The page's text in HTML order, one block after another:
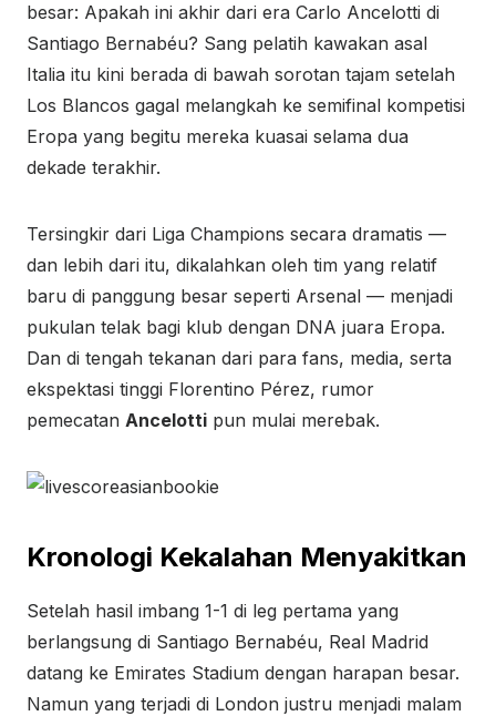
besar: Apakah ini akhir dari era Carlo Ancelotti di
Santiago Bernabéu? Sang pelatih kawakan asal
Italia itu kini berada di bawah sorotan tajam setelah
Los Blancos gagal melangkah ke semifinal kompetisi
Eropa yang begitu mereka kuasai selama dua
dekade terakhir.
Tersingkir dari Liga Champions secara dramatis —
dan lebih dari itu, dikalahkan oleh tim yang relatif
baru di panggung besar seperti Arsenal — menjadi
pukulan telak bagi klub dengan DNA juara Eropa.
Dan di tengah tekanan dari para fans, media, serta
ekspektasi tinggi Florentino Pérez, rumor
pemecatan Ancelotti pun mulai merebak.
Kronologi Kekalahan Menyakitkan
Setelah hasil imbang 1-1 di leg pertama yang
berlangsung di Santiago Bernabéu, Real Madrid
datang ke Emirates Stadium dengan harapan besar.
Namun yang terjadi di London justru menjadi malam